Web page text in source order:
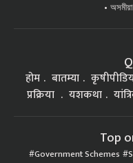
অসমীয়া
होम बातम्या
प्रक्रिया
यशकथा
Top
Government Schemes